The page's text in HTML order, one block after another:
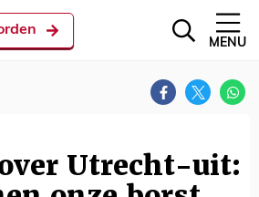
MENU
Utrecht-uit: